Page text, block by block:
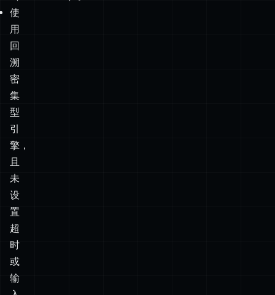
匹
配
（alternation）。
使
用
回
溯
密
集
型
引
擎，
且
未
设
置
超
时